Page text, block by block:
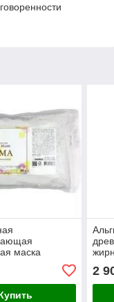
маска
Mask
&
2